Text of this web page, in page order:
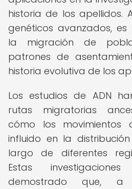
historia de los apellidos.
genéticos avanzados,
la migración de
patrones de
historia evolutiva de los
Los estudios de ADN
rutas migratorias
cómo los movimientos
influido en la
largo de diferentes
Estas
demostrado que,